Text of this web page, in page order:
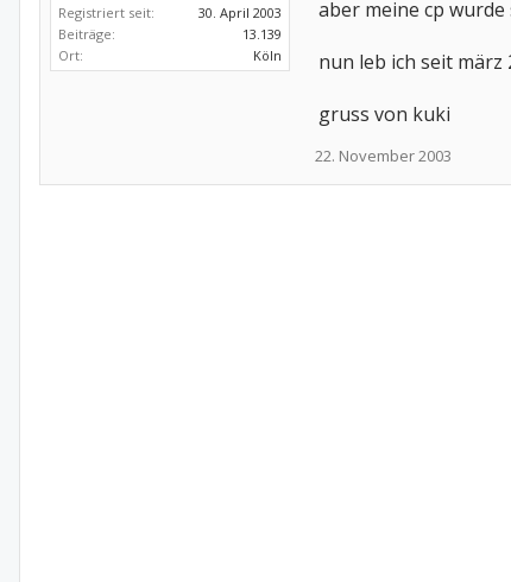
Registriert seit:
30. April 2003
Beiträge:
13.139
Ort:
Köln
aber meine cp
nun leb ich seit
gruss von kuki
22. November 2003